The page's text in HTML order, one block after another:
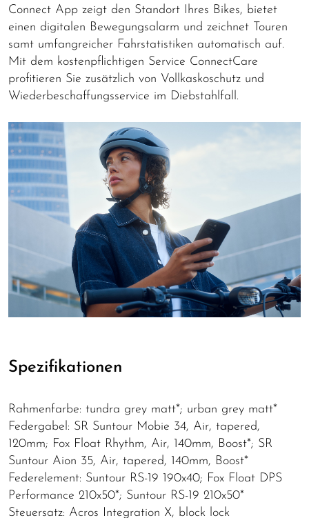
Connect App zeigt den Standort Ihres Bikes, bietet
einen digitalen Bewegungsalarm und zeichnet Touren
samt umfangreicher Fahrstatistiken automatisch auf.
Mit dem kostenpflichtigen Service ConnectCare
profitieren Sie zusätzlich von Vollkaskoschutz und
Wiederbeschaffungsservice im Diebstahlfall.
Spezifikationen
Rahmenfarbe: tundra grey matt*; urban grey matt*
Federgabel: SR Suntour Mobie 34, Air, tapered,
120mm; Fox Float Rhythm, Air, 140mm, Boost*; SR
Suntour Aion 35, Air, tapered, 140mm, Boost*
Federelement: Suntour RS-19 190x40; Fox Float DPS
Performance 210x50*; Suntour RS-19 210x50*
Steuersatz: Acros Integration X, block lock